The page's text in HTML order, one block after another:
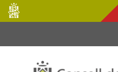
Salta al contingut principal
Consell
de
Mallorca